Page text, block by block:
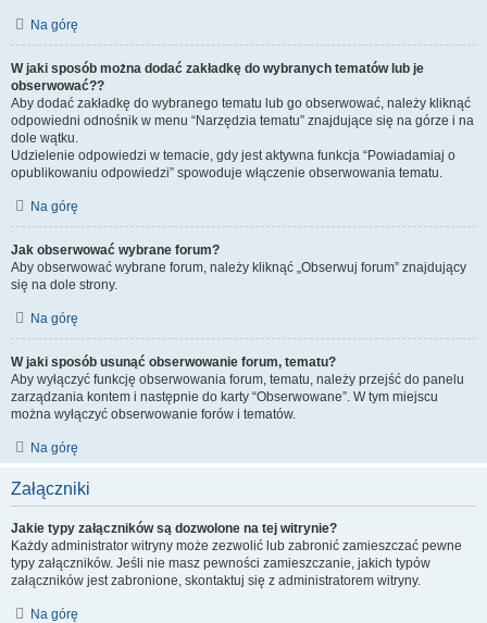
Na górę
W jaki sposób można dodać zakładkę do wybranych tematów lub je
obserwować??
Aby dodać zakładkę do wybranego tematu lub go obserwować, należy kliknąć
odpowiedni odnośnik w menu “Narzędzia tematu” znajdujące się na górze i na
dole wątku.
Udzielenie odpowiedzi w temacie, gdy jest aktywna funkcja “Powiadamiaj o
opublikowaniu odpowiedzi” spowoduje włączenie obserwowania tematu.
Na górę
Jak obserwować wybrane forum?
Aby obserwować wybrane forum, należy kliknąć „Obserwuj forum” znajdujący
się na dole strony.
Na górę
W jaki sposób usunąć obserwowanie forum, tematu?
Aby wyłączyć funkcję obserwowania forum, tematu, należy przejść do panelu
zarządzania kontem i następnie do karty “Obserwowane”. W tym miejscu
można wyłączyć obserwowanie forów i tematów.
Na górę
Załączniki
Jakie typy załączników są dozwolone na tej witrynie?
Każdy administrator witryny może zezwolić lub zabronić zamieszczać pewne
typy załączników. Jeśli nie masz pewności zamieszczanie, jakich typów
załączników jest zabronione, skontaktuj się z administratorem witryny.
Na górę